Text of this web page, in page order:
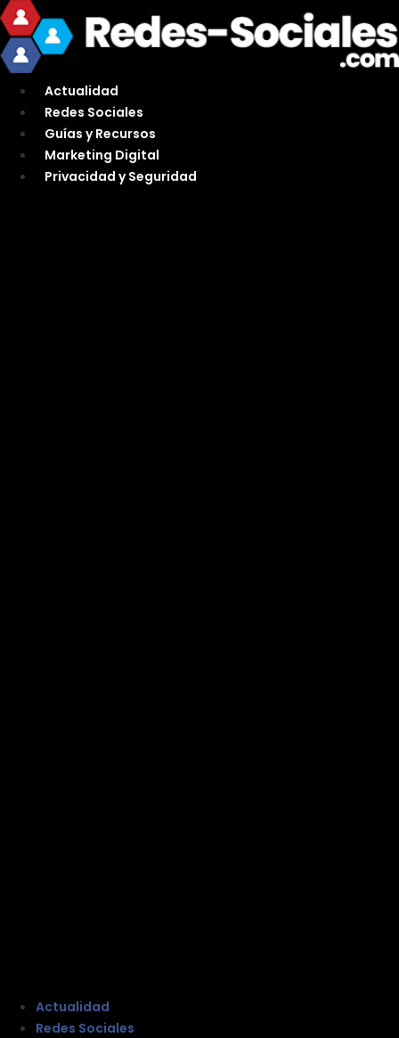
Ir
al
contenido
Actualidad
Redes Sociales
Guías y Recursos
Marketing Digital
Privacidad y Seguridad
Actualidad
Redes Sociales